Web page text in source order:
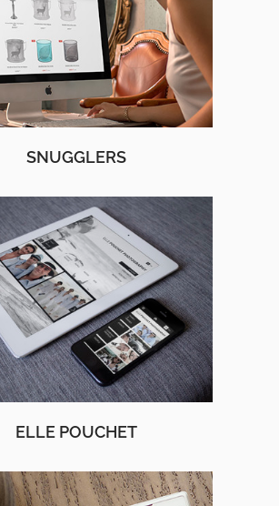
SNUGGLERS
ELLE POUCHET